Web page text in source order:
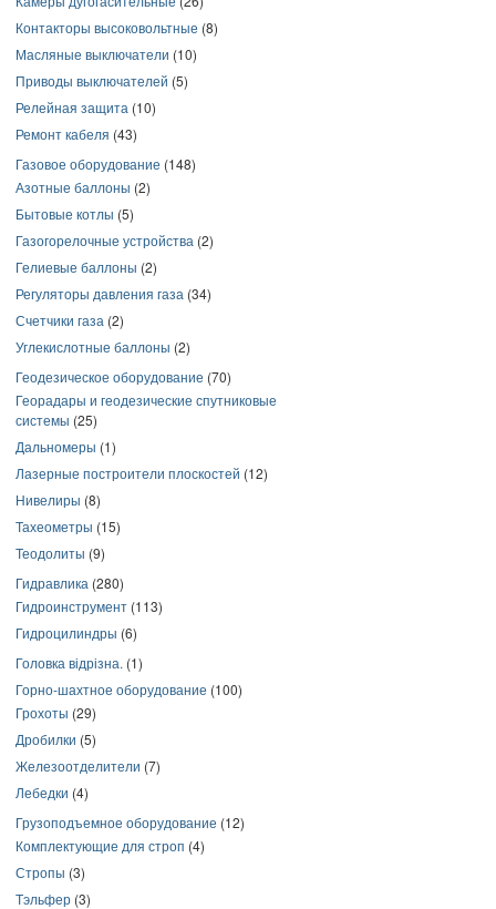
Контакторы высоковольтные (8)
Масляные выключатели (10)
Приводы выключателей (5)
Релейная защита (10)
Ремонт кабеля (43)
Газовое оборудование (148)
Азотные баллоны (2)
Бытовые котлы (5)
Газогорелочные устройства (2)
Гелиевые баллоны (2)
Регуляторы давления газа (34)
Счетчики газа (2)
Углекислотные баллоны (2)
Геодезическое оборудование (70)
Георадары и геодезические спутниковые
системы (25)
Дальномеры (1)
Лазерные построители плоскостей (12)
Нивелиры (8)
Тахеометры (15)
Теодолиты (9)
Гидравлика (280)
Гидроинструмент (113)
Гидроцилиндры (6)
Головка відрізна. (1)
Горно-шахтное оборудование (100)
Грохоты (29)
Дробилки (5)
Железоотделители (7)
Лебедки (4)
Грузоподъемное оборудование (12)
Комплектующие для строп (4)
Стропы (3)
Тэльфер (3)